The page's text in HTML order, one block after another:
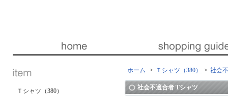
Ｔシャツ（380）
ホーム > Ｔシャツ（380） > 社会
社会不適合者 Tシャツ